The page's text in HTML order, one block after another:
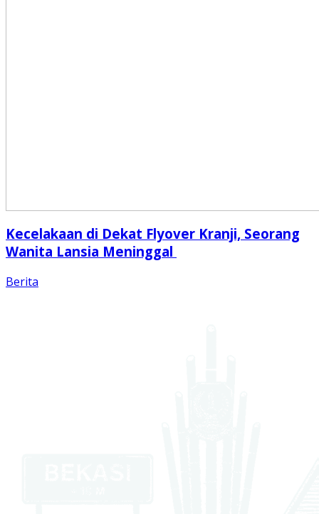
Kecelakaan di Dekat Flyover Kranji, Seorang
Wanita Lansia Meninggal
Berita